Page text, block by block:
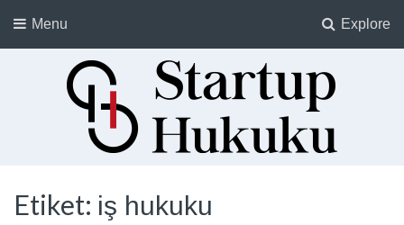
Explore
Menu
Etiket: iş hukuku